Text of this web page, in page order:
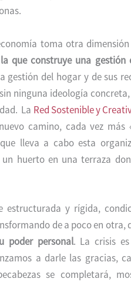
toma otra
que construye una gestión
gestión del hogar y de sus
ninguna ideología
La Red Sostenible y
camino, cada vez más
lleva a cabo esta
huerto en una terraza
estructurada y rígida,
de a poco en otra,
poder personal. La crisis
a darle las gracias,
se completará,